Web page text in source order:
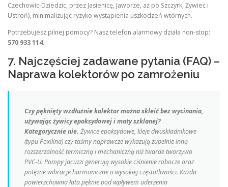
Czechowic-Dziedzic, przez Jasienicę, Jaworze, aż po Szczyrk, Żywiec i
Ustroń), minimalizując ryzyko wystąpienia uszkodzeń wtórnych.
Potrzebujesz pilnej pomocy? Nasz telefon alarmowy działa non-stop:
570 933 114.
7. Najczęściej zadawane pytania (FAQ) –
Naprawa kolektorów po zamrożeniu
Czy pęknięty wzdłużnie kolektor można skleić bez wycinania,
używając żywicy epoksydowej i maty szklanej?
Kategorycznie nie. Żywice epoksydowe, kleje dwuskładnikowe
(typu Poxilina) czy taśmy naprawcze wykazują zupełnie inną
rozszerzalność termiczną i mechaniczną niż twarde tworzywo
PVC-U. Pompy jacuzzi generują wysokie ciśnienie robocze oraz
potężne wibracje harmoniczne o wysokiej częstotliwości. Każda
powierzchowna łata pęknie pod wpływem uderzenia